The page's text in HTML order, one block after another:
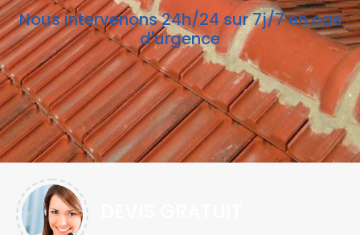
Nous intervenons 24h/24 sur 7j/7 en cas
d'urgence